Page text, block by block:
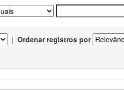
| Ordenar registros por